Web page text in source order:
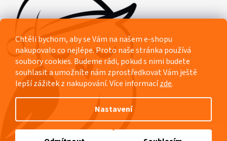
Chtěli bychom, aby se Vám na našem e-shopu
nakupovalo co nejlépe. Proto naše stránka používá
soubory cookies. Budeme rádi, pokud s nimi budete
souhlasit a umožníte nám zprostředkovat Vám ještě
lepší zážitek z nakupování.Více informacízde.
Nastavení